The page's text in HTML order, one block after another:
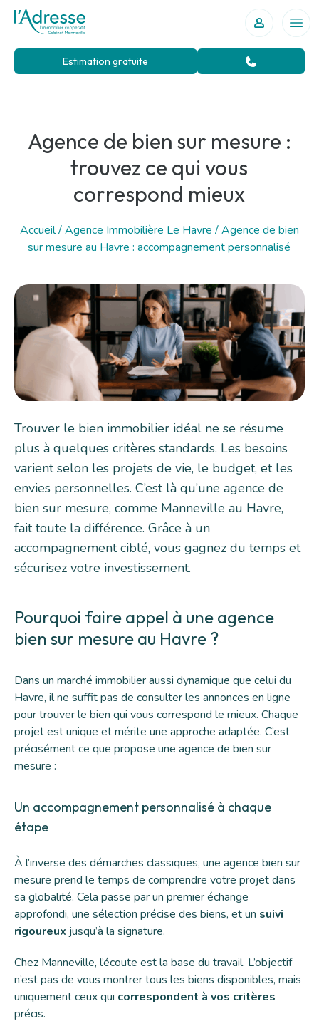
Votre agence immobilière au Havre
Estimation gratuite
Agence de bien sur mesure :
trouvez ce qui vous
correspond mieux
Accueil/Agence Immobilière Le Havre/Agence de bien
sur mesure au Havre : accompagnement personnalisé
Trouver le bien immobilier idéal ne se résume
plus à quelques critères standards. Les besoins
varient selon les projets de vie, le budget, et les
envies personnelles. C’est là qu’une agence de
bien sur mesure, comme Manneville au Havre,
fait toute la différence. Grâce à un
accompagnement ciblé, vous gagnez du temps et
sécurisez votre investissement.
Pourquoi faire appel à une agence
bien sur mesure au Havre ?
Dans un marché immobilier aussi dynamique que celui du
Havre, il ne suffit pas de consulter les annonces en ligne
pour trouver le bien qui vous correspond le mieux. Chaque
projet est unique et mérite une approche adaptée. C’est
précisément ce que propose une agence de bien sur
mesure :
Un accompagnement personnalisé à chaque
étape
À l’inverse des démarches classiques, une agence bien sur
mesure prend le temps de comprendre votre projet dans
sa globalité. Cela passe par un premier échange
approfondi, une sélection précise des biens, et un suivi
rigoureux jusqu’à la signature.
Chez Manneville, l’écoute est la base du travail. L’objectif
n’est pas de vous montrer tous les biens disponibles, mais
uniquement ceux qui correspondent à vos critères
précis.